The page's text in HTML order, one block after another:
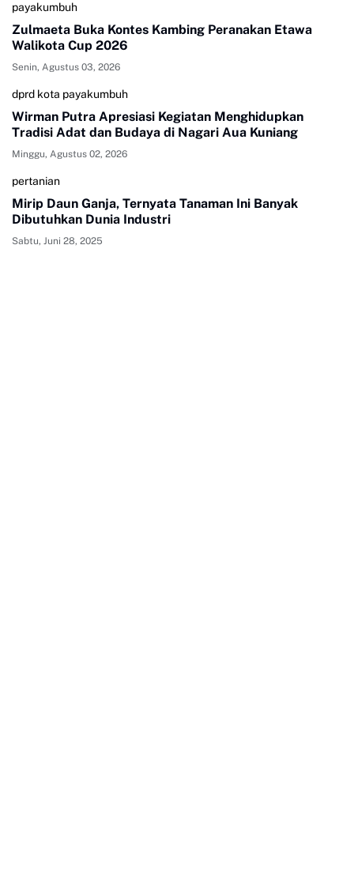
payakumbuh
Zulmaeta Buka Kontes Kambing Peranakan Etawa
Walikota Cup 2026
Senin, Agustus 03, 2026
dprd kota payakumbuh
Wirman Putra Apresiasi Kegiatan Menghidupkan
Tradisi Adat dan Budaya di Nagari Aua Kuniang
Minggu, Agustus 02, 2026
pertanian
Mirip Daun Ganja, Ternyata Tanaman Ini Banyak
Dibutuhkan Dunia Industri
Sabtu, Juni 28, 2025